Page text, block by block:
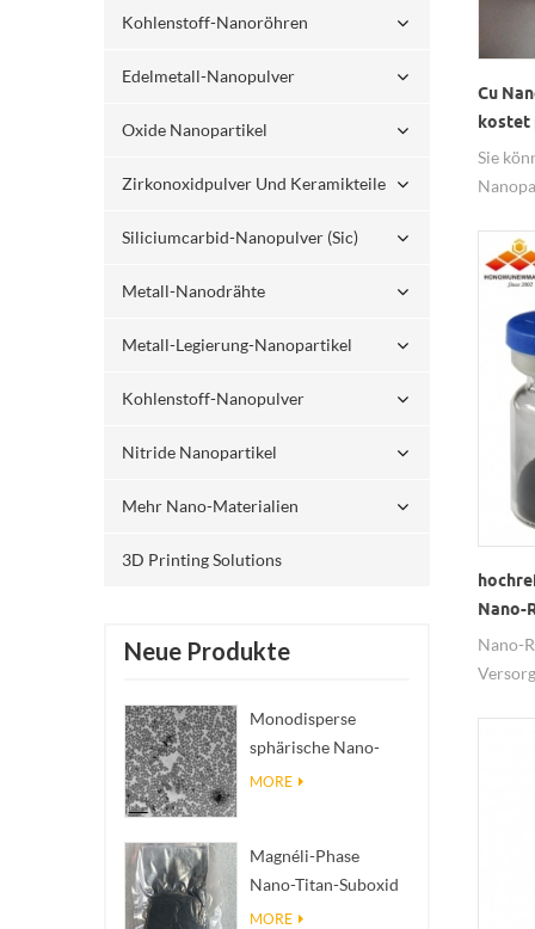
Kohlenstoff-Nanoröhren
Edelmetall-Nanopulver
Oxide Nanopartikel
Zirkonoxidpulver Und Keramikteile
Siliciumcarbid-Nanopulver (sic)
Metall-Nanodrähte
Metall-Legierung-Nanopartikel
Kohlenstoff-Nanopulver
Nitride Nanopartikel
Mehr Nano-Materialien
3D Printing Solutions
Neue Produkte
Monodisperse
sphärische Nano-
SiO₂ wässrige
MORE
Magnéli-Phase
Nano-Titan-Suboxid
Ti₄O₇ Pulver
MORE
Cu
kostet
Sie
Nano-
Nano-